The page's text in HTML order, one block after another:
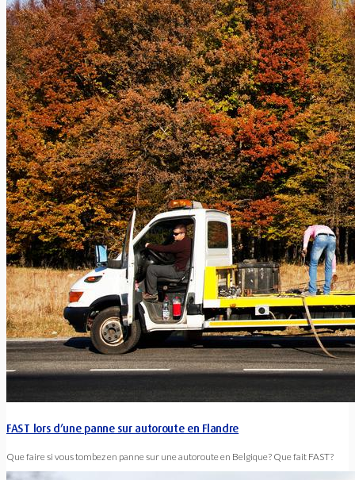
FAST lors d’une panne sur autoroute en Flandre
Que faire si vous tombez en panne sur une autoroute en Belgique? Que fait FAST?